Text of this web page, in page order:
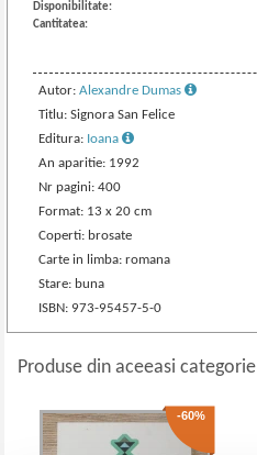
Disponibilitate:
Cantitatea:
Autor:Alexandre Dumas
Titlu: Signora San Felice
Editura: Ioana
An aparitie: 1992
Nr pagini: 400
Format: 13 x 20 cm
Coperti: brosate
Carte in limba: romana
Stare: buna
ISBN: 973-95457-5-0
Produse din aceeasi categorie
-60%